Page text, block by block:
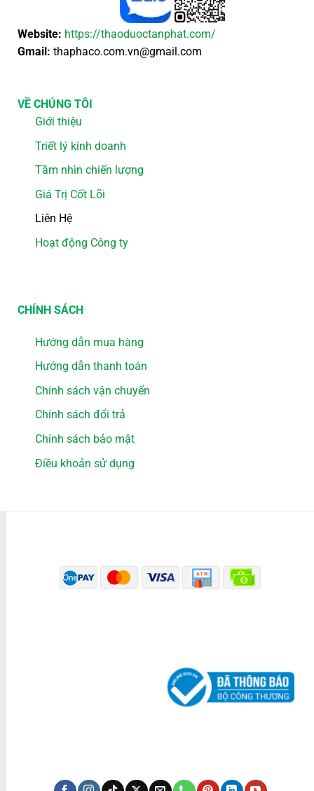
Website: https://thaoduoctanphat.com/
Gmail: thaphaco.com.vn@gmail.com
VỀ CHÚNG TÔI
Giới thiệu
Triết lý kinh doanh
Tầm nhìn chiến lượng
Giá Trị Cốt Lõi
Liên Hệ
Hoạt động Công ty
CHÍNH SÁCH
Hướng dẫn mua hàng
Hướng dẫn thanh toán
Chính sách vận chuyển
Chính sách đổi trả
Chính sách bảo mật
Điều khoản sử dụng